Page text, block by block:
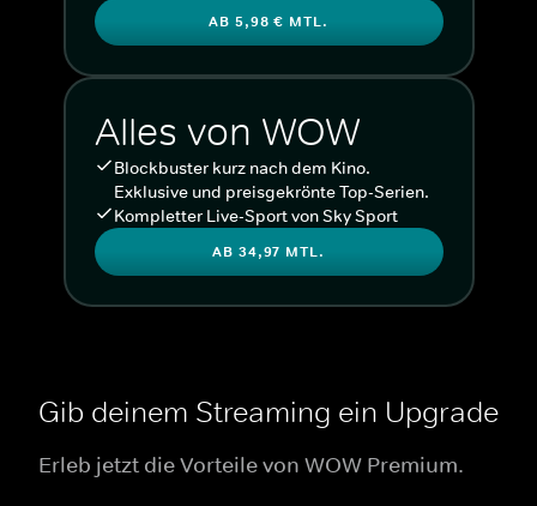
AB 5,98 € MTL.
Alles von WOW
Blockbuster kurz nach dem Kino.
Exklusive und preisgekrönte Top-Serien.
Kompletter Live-Sport von Sky Sport
AB 34,97 MTL.
Gib deinem Streaming ein Upgrade
Erleb jetzt die Vorteile von WOW Premium.